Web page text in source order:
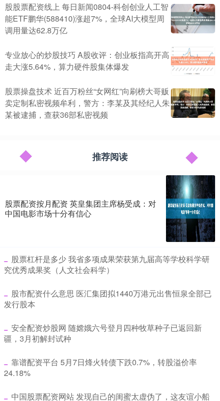
股股票配资线上 每日新闻0804-科创创业人工智
能ETF鹏华(588410)涨超7%，全球AI大模型周
调用量达62.8万亿
专业放心的炒股技巧 A股收评：创业板指高开高
走大涨5.64%，算力硬件股集体爆发
股票操盘技术 近百万粉丝“女网红”向刷榜大哥贩
卖定制私密视频牟利，警方：李某及其经纪人朱
某被逮捕，查获36部私密视频
推荐阅读
股票配资按月配资 英皇集团主席杨受成：对
中国电影市场十分有信心
​股票杠杆是多少 我省多项成果荣获第九届高等学校科学研
究优秀成果奖（人文社会科学）
​股市配资什么意思 医汇集团拟1440万港元出售恒泉全部已
发行股本
​安全配资炒股网 随嫦娥六号登月四种牧草种子已返回新
疆，3月初解封试种
​靠谱配资平台 5月7日烽火转债下跌0.7%，转股溢价率
24.18%
​中国股票配资网站 发现自己的闺蜜太虚伪了，这友谊小船